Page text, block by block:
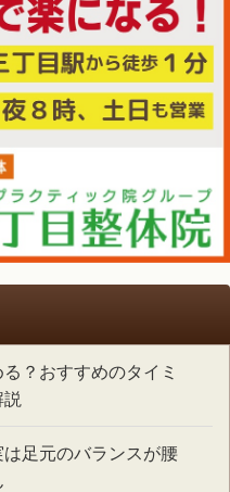
？おすすめのタイミ
説
足元のバランスが腰